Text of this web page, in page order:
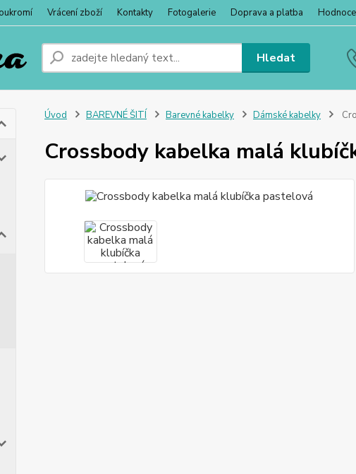
Vrácení zboží Kontakty Fotogalerie Doprava a platba
Hledat
Úvod BAREVNÉ ŠITÍ Barevné kabelky Dámské kabelky
Crossbody kabelka malá